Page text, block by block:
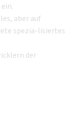
aber auf
spezia-lisiertes
der